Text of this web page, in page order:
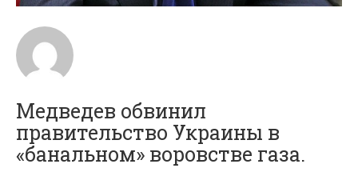
Медведев обвинил
правительство Украины в
«банальном» воровстве газа.